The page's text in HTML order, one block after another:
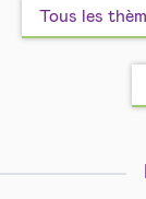
langage